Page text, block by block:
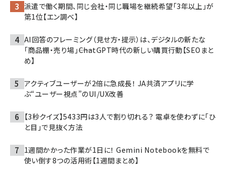
派遣で働く期間、同じ会社・同じ職場を継続希望「3年以上」が
第1位【エン調べ】
AI回答のフレーミング（見せ方・提示）は、デジタルの新たな
「商品棚・売り場」――ChatGPT時代の新しい購買行動【SEOまと
め】
アクティブユーザーが2倍に急成長！ JA共済アプリに学
ぶ“ユーザー視点”のUI/UX改善
【3秒クイズ】5433円は3人で割り切れる？ 電卓を使わずに「ひ
と目」で見抜く方法
1週間かかった作業が1日に！ Gemini Notebookを無料で
使い倒す8つの活用術【1週間まとめ】